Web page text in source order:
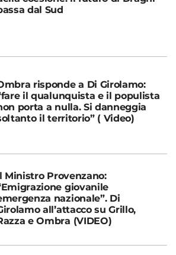
dal Sud
risponde a Di Girolamo:
il qualunquista e il populista
porta a nulla. Si danneggia
il territorio” ( Video)
Ministro Provenzano:
giovanile
nazionale”. Di
all’attacco su Grillo,
e Ombra (VIDEO)